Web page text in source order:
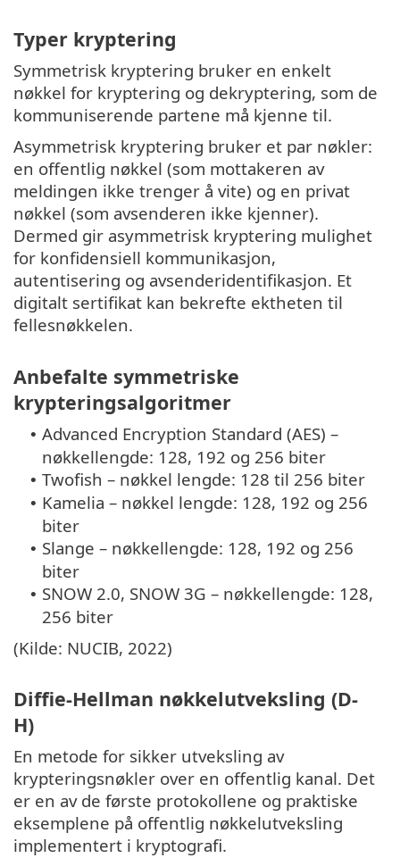
Typer kryptering
Symmetrisk kryptering bruker en enkelt
nøkkel for kryptering og dekryptering, som de
kommuniserende partene må kjenne til.
Asymmetrisk kryptering bruker et par nøkler:
en offentlig nøkkel (som mottakeren av
meldingen ikke trenger å vite) og en privat
nøkkel (som avsenderen ikke kjenner).
Dermed gir asymmetrisk kryptering mulighet
for konfidensiell kommunikasjon,
autentisering og avsenderidentifikasjon. Et
digitalt sertifikat kan bekrefte ektheten til
fellesnøkkelen.
Anbefalte symmetriske
krypteringsalgoritmer
• Advanced Encryption Standard (AES) –
nøkkellengde: 128, 192 og 256 biter
• Twofish – nøkkel lengde: 128 til 256 biter
• Kamelia – nøkkel lengde: 128, 192 og 256
biter
• Slange – nøkkellengde: 128, 192 og 256
biter
• SNOW 2.0, SNOW 3G – nøkkellengde: 128,
256 biter
(Kilde: NUCIB, 2022)
Diffie-Hellman nøkkelutveksling (D-
H)
En metode for sikker utveksling av
krypteringsnøkler over en offentlig kanal. Det
er en av de første protokollene og praktiske
eksemplene på offentlig nøkkelutveksling
implementert i kryptografi.